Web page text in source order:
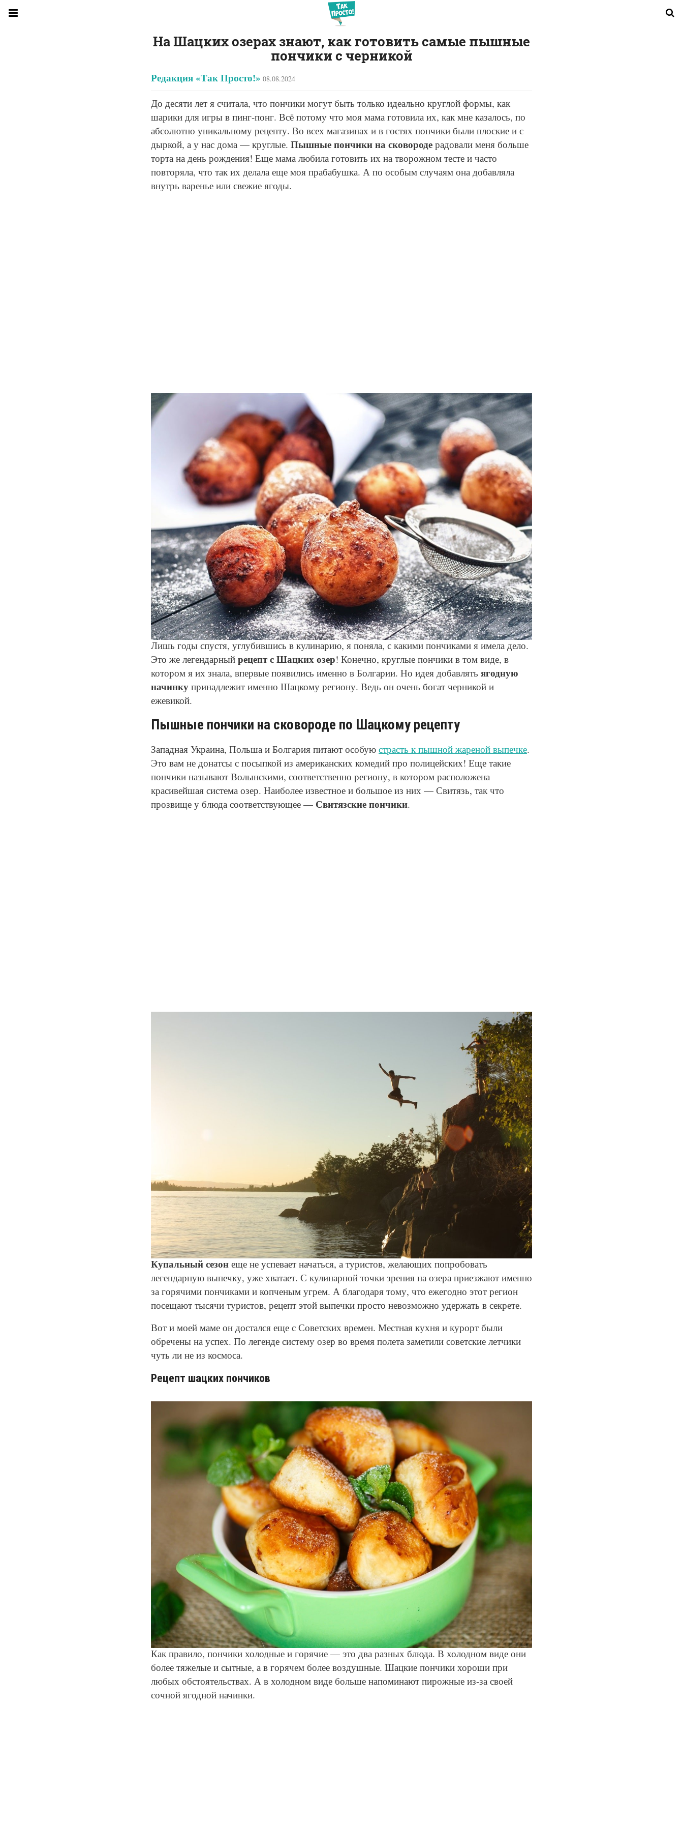
На Шацких озерах знают, как готовить самые пышные
пончики с черникой
Редакция «Так Просто!» 08.08.2024
До десяти лет я считала, что пончики могут быть только идеально круглой формы, как
шарики для игры в пинг-понг. Всё потому что моя мама готовила их, как мне казалось, по
абсолютно уникальному рецепту. Во всех магазинах и в гостях пончики были плоские и с
дыркой, а у нас дома — круглые. Пышные пончики на сковороде радовали меня больше
торта на день рождения! Еще мама любила готовить их на творожном тесте и часто
повторяла, что так их делала еще моя прабабушка. А по особым случаям она добавляла
внутрь варенье или свежие ягоды.
© Depositphotos
Лишь годы спустя, углубившись в кулинарию, я поняла, с какими пончиками я имела дело.
Это же легендарный рецепт с Шацких озер! Конечно, круглые пончики в том виде, в
котором я их знала, впервые появились именно в Болгарии. Но идея добавлять ягодную
начинку принадлежит именно Шацкому региону. Ведь он очень богат черникой и
ежевикой.
Пышные пончики на сковороде по Шацкому рецепту
Западная Украина, Польша и Болгария питают особую страсть к пышной жареной выпечке.
Это вам не донатсы с посыпкой из американских комедий про полицейских! Еще такие
пончики называют Волынскими, соответственно региону, в котором расположена
красивейшая система озер. Наиболее известное и большое из них — Свитязь, так что
прозвище у блюда соответствующее — Свитязские пончики.
© Unsplash
Купальный сезон еще не успевает начаться, а туристов, желающих попробовать
легендарную выпечку, уже хватает. С кулинарной точки зрения на озера приезжают именно
за горячими пончиками и копченым угрем. А благодаря тому, что ежегодно этот регион
посещают тысячи туристов, рецепт этой выпечки просто невозможно удержать в секрете.
Вот и моей маме он достался еще с Советских времен. Местная кухня и курорт были
обречены на успех. По легенде систему озер во время полета заметили советские летчики
чуть ли не из космоса.
Рецепт шацких пончиков
© Depositphotos
Как правило, пончики холодные и горячие — это два разных блюда. В холодном виде они
более тяжелые и сытные, а в горячем более воздушные. Шацкие пончики хороши при
любых обстоятельствах. А в холодном виде больше напоминают пирожные из-за своей
сочной ягодной начинки.